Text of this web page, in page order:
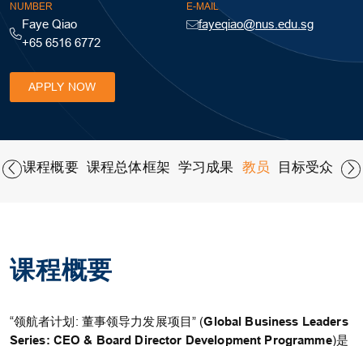
NUMBER
Faye Qiao
+65 6516 6772
E-MAIL
fayeqiao@nus.edu.sg
APPLY NOW
课程概要 课程总体框架 学习成果 教员 目标受众 日
课程概要
“领航者计划: 董事领导力发展项目” (Global Business Leaders
Series: CEO & Board Director Development Programme)是